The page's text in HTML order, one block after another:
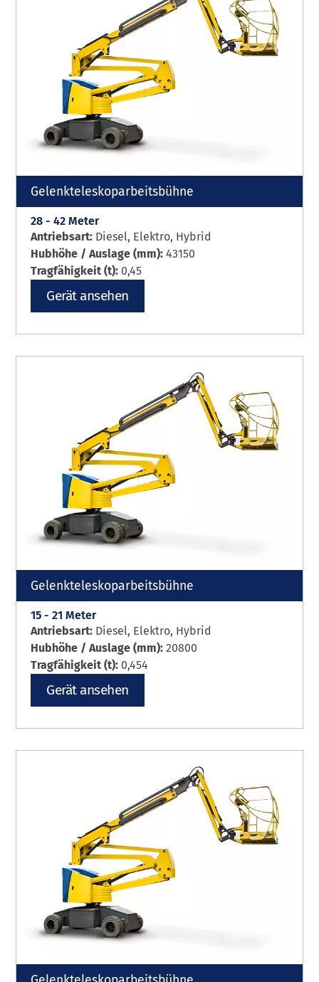
Gelenkteleskoparbeitsbühne
28 - 42 Meter
Antriebsart: Diesel, Elektro, Hybrid
Hubhöhe / Auslage (mm):43150
Tragfähigkeit (t): 0,45
Gerät ansehen
Gelenkteleskoparbeitsbühne
15 - 21 Meter
Antriebsart: Diesel, Elektro, Hybrid
Hubhöhe / Auslage (mm):20800
Tragfähigkeit (t): 0,454
Gerät ansehen